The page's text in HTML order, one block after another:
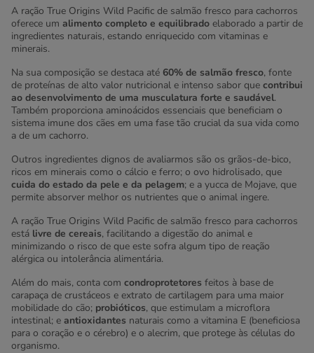
A ração True Origins Wild Pacific de salmão fresco para cachorros
oferece um alimento completo e equilibrado elaborado a partir de
ingredientes naturais, estando enriquecido com vitaminas e
minerais.
Na sua composição se destaca até 60% de salmão fresco, fonte
de proteínas de alto valor nutricional e intenso sabor que contribui
ao desenvolvimento de uma musculatura forte e saudável.
Também proporciona aminoácidos essenciais que beneficiam o
sistema imune dos cães em uma fase tão crucial da sua vida como
a de um cachorro.
Outros ingredientes dignos de avaliarmos são os grãos-de-bico,
ricos em minerais como o cálcio e ferro; o ovo hidrolisado, que
cuida do estado da pele e da pelagem; e a yucca de Mojave, que
permite absorver melhor os nutrientes que o animal ingere.
A ração True Origins Wild Pacific de salmão fresco para cachorros
está livre de cereais, facilitando a digestão do animal e
minimizando o risco de que este sofra algum tipo de reação
alérgica ou intolerância alimentária.
Além do mais, conta com condroprotetores feitos à base de
carapaça de crustáceos e extrato de cartilagem para uma maior
mobilidade do cão; probióticos, que estimulam a microflora
intestinal; e antioxidantes naturais como a vitamina E (beneficiosa
para o coração e o cérebro) e o alecrim, que protege às células do
organismo.